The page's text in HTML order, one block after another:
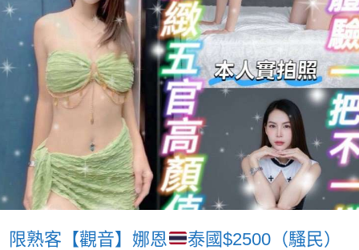
限熟客【觀音】娜恩 泰國$2500（騷民）